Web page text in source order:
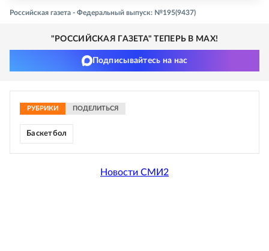
Российская газета - Федеральный выпуск: №195(9437)
"РОССИЙСКАЯ ГАЗЕТА" ТЕПЕРЬ В MAX!
Подписывайтесь на нас
РУБРИКИ ПОДЕЛИТЬСЯ
Баскетбол
Новости СМИ2